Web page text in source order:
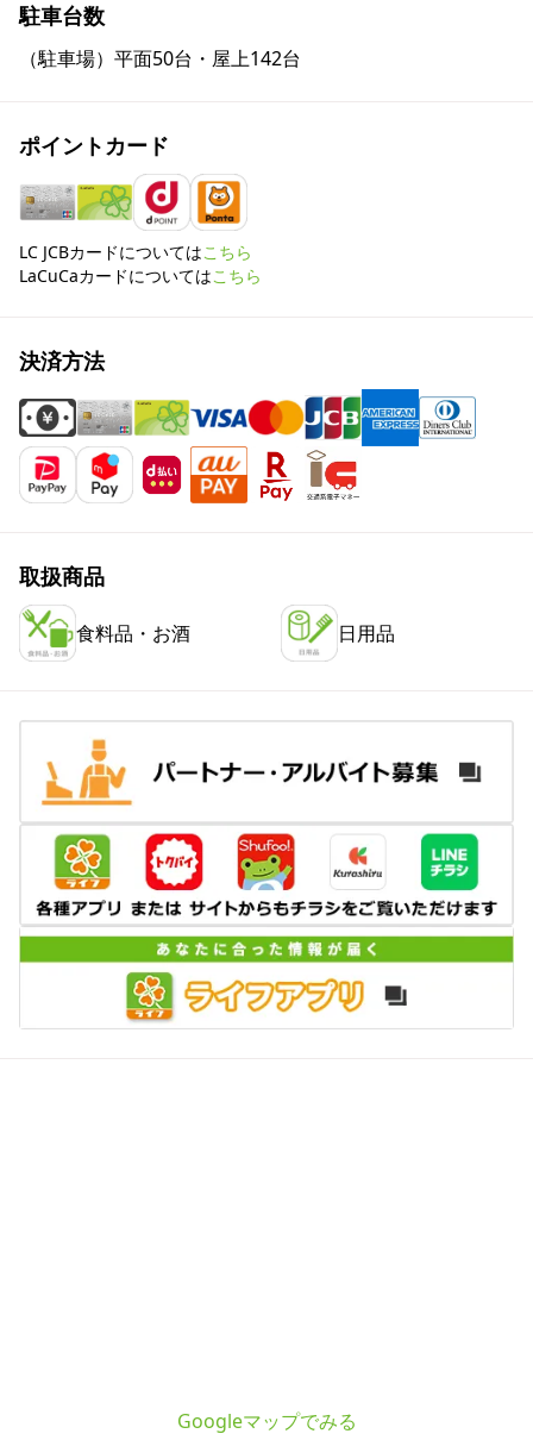
駐車台数
（駐車場）平面50台・屋上142台
ポイントカード
LC JCBカードについてはこちら
LaCuCaカードについてはこちら
決済方法
取扱商品
食料品・お酒 日用品
Googleマップでみる